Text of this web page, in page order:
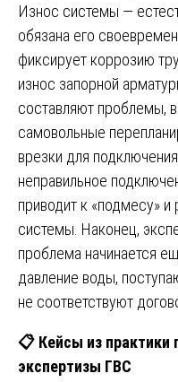
Износ системы —
обязана его
фиксирует коррозию
износ запорной
составляют проблемы,
самовольные
врезки для
неправильное
приводит к «подмесу» и
системы. Наконец,
проблема начинается
давление воды,
не соответствуют
📋 Кейсы из практики
экспертизы ГВС